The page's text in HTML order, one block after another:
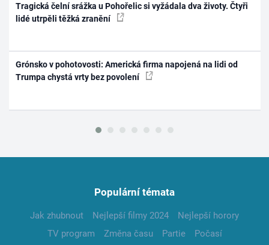
Tragická čelní srážka u Pohořelic si vyžádala dva životy. Čtyři
lidé utrpěli těžká zranění
Grónsko v pohotovosti: Americká firma napojená na lidi od
Trumpa chystá vrty bez povolení
Populární témata
Jak zhubnout Nejlepší filmy 2024
Nejlepší horory
TV program
Změna času Partie
Počasí